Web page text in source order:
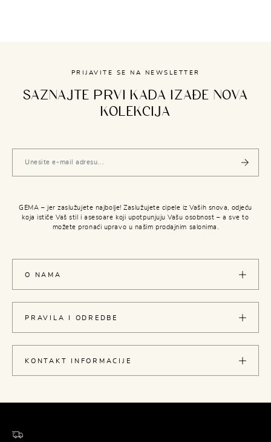
PRIJAVITE SE NA NEWSLETTER
SAZNAJTE PRVI KADA IZAĐE NOVA
KOLEKCIJA
GEMA – jer zaslužujete najbolje! Zaslužujete cipele iz Vaših snova, odjeću
koja ističe Vaš stil i asesoare koji upotpunjuju Vašu osobnost – a sve to
možete pronaći upravo u našim prodajnim salonima.
O NAMA
PRAVILA I ODREDBE
KONTAKT INFORMACIJE